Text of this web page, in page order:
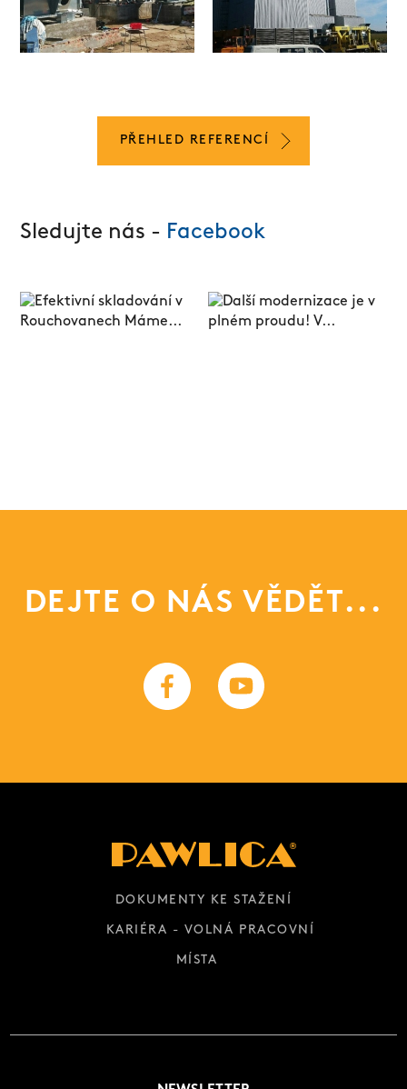
PŘEHLED REFERENCÍ
Sledujte nás - Facebook
DEJTE O NÁS VĚDĚT...
DOKUMENTY KE STAŽENÍ
KARIÉRA - VOLNÁ PRACOVNÍ
MÍSTA